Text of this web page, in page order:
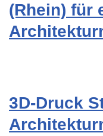
(Rhein) für
3D-Druck